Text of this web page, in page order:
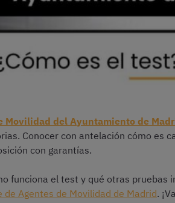
Movilidad del Ayuntamiento de
Conocer con antelación cómo es
con garantías.
funciona el test y qué otras pruebas
Agentes de Movilidad de Madrid.